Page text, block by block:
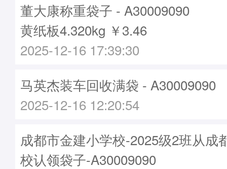
董大康称重袋子 - A30009090
黄纸板4.320kg ￥3.46
2025-12-16 17:39:30
马英杰装车回收满袋 - A30009090
2025-12-16 12:20:54
成都市金建小学校-2025级2班从成
校认领袋子-A30009090